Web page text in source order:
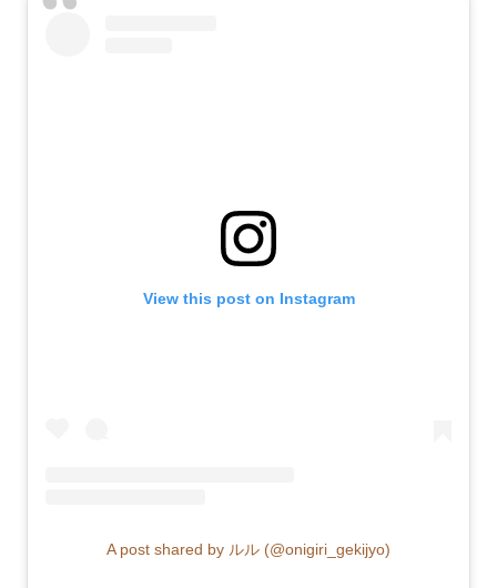
View this post on Instagram
A post shared by ルル (@onigiri_gekijyo)